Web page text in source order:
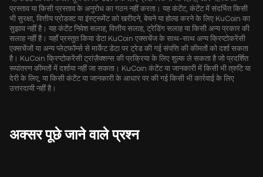
प्रस्ताव या किसी प्रस्ताव के अनुरोध का गठन नहीं करता। यह कंटेंट, कंटेंट में संदर्भित किसी
भी सुरक्षा, वित्तीय प्रोडक्ट या इंस्ट्रूमेंट को खरीदने, बेचने या होल्ड करने के लिए KuCoin का
सुझाव नहीं है। यह कंटेंट निवेश सलाह, वित्तीय सलाह, ट्रेडिंग सलाह या किसी अन्य प्रकार की
सलाह नहीं है। यहाँ प्रस्तुत किया डेटा KuCoin एक्सचेंज के साथ-साथ अन्य क्रिप्टोकरेंसी
एक्सचेंजों या अन्य प्लेटफॉर्म्स से मार्केट डेटा पर ट्रेड की गई संपत्ति की कीमतों को दर्शा सकता
है। KuCoin क्रिप्टोकरेंसी ट्रांज़ैक्शन्स की प्रक्रिया के लिए शुल्क ले सकता है जो प्रदर्शित
रूपांतरण कीमतों में दर्शाया नहीं जा सकता। KuCoin कंटेंट या जानकारी में किसी भी त्रुटि या
देरी के लिए, या किसी कंटेंट या जानकारी के आधार पर की गई किसी भी कार्रवाई के लिए
उत्तरदायी नहीं है।
अक्सर पूछे जाने वाले प्रश्न